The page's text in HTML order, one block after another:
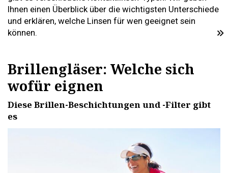
Ihnen einen Überblick über die wichtigsten Unterschiede
und erklären, welche Linsen für wen geeignet sein
können.
Brillengläser: Welche sich
wofür eignen
Diese Brillen-Beschichtungen und -Filter gibt
es